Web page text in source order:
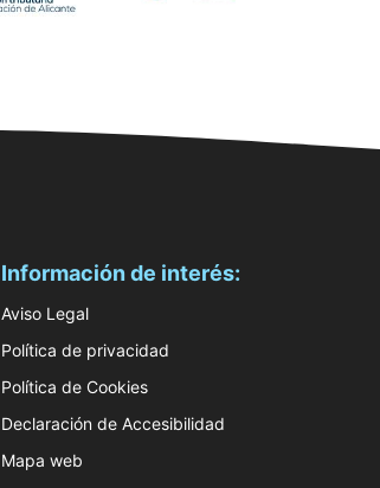
Información de interés:
Aviso Legal
Política de privacidad
Política de Cookies
Declaración de Accesibilidad
Mapa web